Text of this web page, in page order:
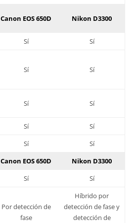
Canon EOS 650D Nikon D3300
Sí
Sí
Sí Sí
Sí Sí
Sí
Sí
Sí
Sí
Canon EOS 650D
Nikon D3300
Sí Sí
Por detección de
fase
Híbrido por
detección de fase y
detección de